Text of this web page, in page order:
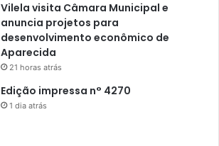
Vilela visita Câmara Municipal e
anuncia projetos para
desenvolvimento econômico de
Aparecida
21 horas atrás
Edição impressa n° 4270
1 dia atrás